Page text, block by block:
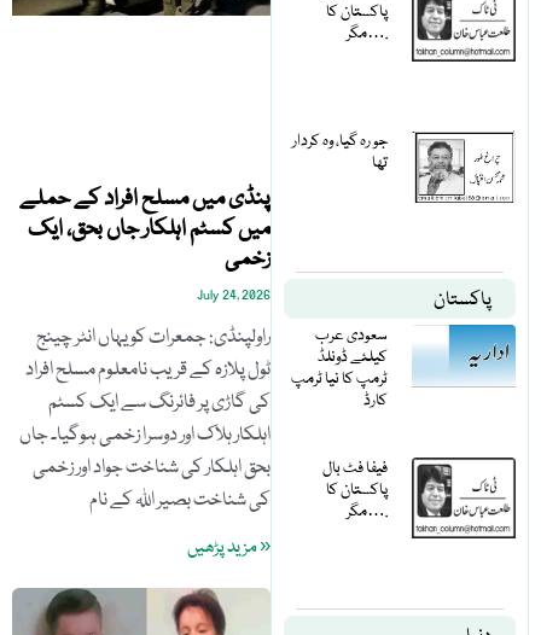
پاکستان کا
مگر….
جو رہ گیا، وہ کردار
تھا
پاکستان
سعودی عرب
کیلئے ڈونلڈ
ٹرمپ کا نیا ٹرمپ
کارڈ
فیفا فٹ بال
پاکستان کا
مگر….
پنڈی میں مسلح افراد کے حملے
میں کسٹم اہلکار جاں بحق، ایک
زخمی
July 24, 2026
راولپنڈی: جمعرات کو یہاں انٹر چینج
ٹول پلازہ کے قریب نامعلوم مسلح افراد
کی گاڑی پر فائرنگ سے ایک کسٹم
اہلکار ہلاک اور دوسرا زخمی ہوگیا۔ جاں
بحق اہلکار کی شناخت جواد اور زخمی
کی شناخت بصیر اللہ کے نام
« مزید پڑھیں